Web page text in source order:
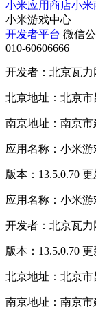
小米应用商店小米
小米游戏中心
开发者平台 微信
010-60606666
开发者：北京瓦力
北京地址：北京
南京地址：南京
应用名称：小米游
版本：13.5.0.70
应用名称：小米游
开发者：北京瓦力
版本：13.5.0.70
北京地址：北京
南京地址：南京